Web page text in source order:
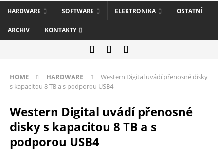
HARDWARE SOFTWARE ELEKTRONIKA OSTATNÍ
ARCHIV KONTAKTY
HOME HARDWARE
Western Digital uvádí přenosné disky
s kapacitou 8 TB a s podporou USB4
Western Digital uvádí přenosné
disky s kapacitou 8 TB a s
podporou USB4